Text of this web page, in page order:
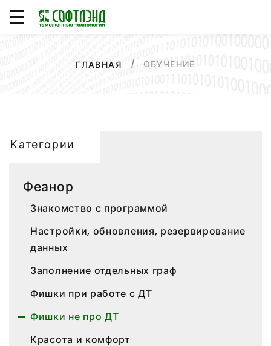
ГЛАВНАЯ ОБУЧЕНИЕ
Категории
Феанор
Знакомство с программой
Настройки, обновления, резервирование
данных
Заполнение отдельных граф
Фишки при работе с ДТ
Фишки не про ДТ
Красота и комфорт